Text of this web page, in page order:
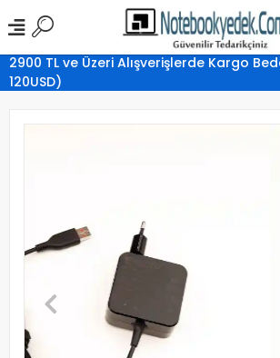
2900 TL ve Üzeri Alışverişlerde Kargo
120USD)